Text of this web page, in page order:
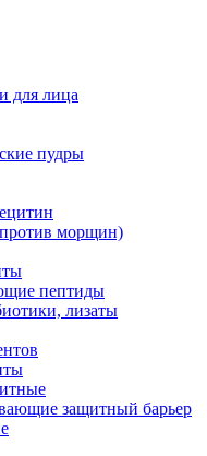
для лица
пудры
морщин)
пептиды
лизаты
защитный барьер